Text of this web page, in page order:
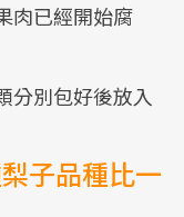
肉已經開始腐
分別包好後放入
子品種比一